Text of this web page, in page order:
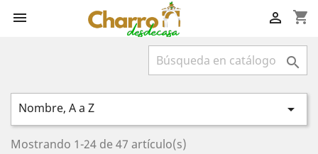
 shopping_cart


Nombre, A a Z 
Mostrando 1-24 de 47 artículo(s)